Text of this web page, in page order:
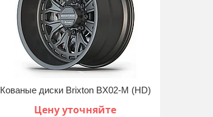
Кованые диски Brixton BX02-M (HD)
Цену уточняйте